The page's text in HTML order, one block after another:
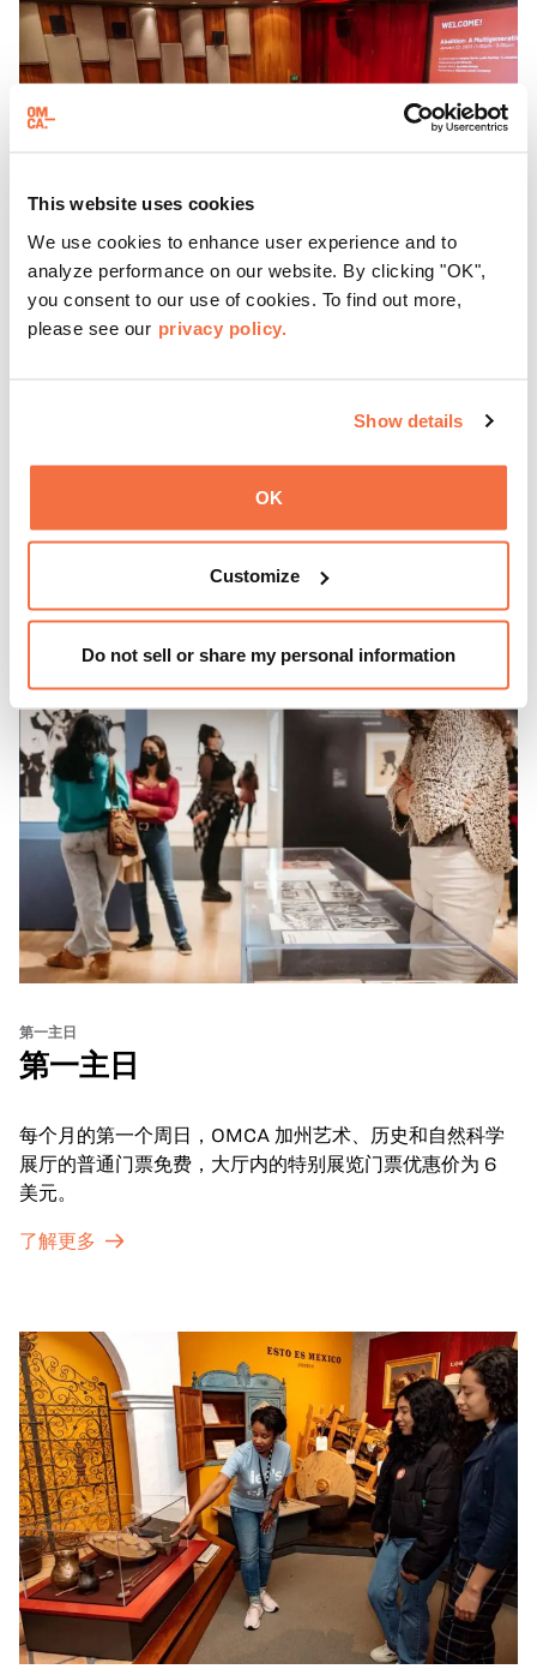
This website uses cookies
We use cookies to enhance user experience and to
analyze performance on our website. By clicking "OK",
you consent to our use of cookies. To find out more,
please see our privacy policy.
Show details
OK
Customize
Do not sell or share my personal information
第一主日
第一主日
每个月的第一个周日，OMCA 加州艺术、历史和自然科学
展厅的普通门票免费，大厅内的特别展览门票优惠价为 6
美元。
了解更多